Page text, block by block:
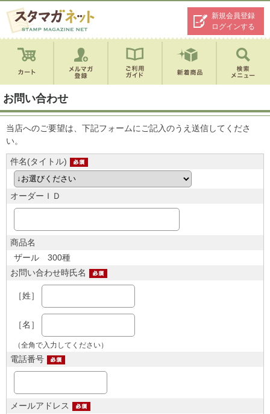
新規会員登録
ログインする
お問い合わせ
当店へのご要望は、下記フォームにご記入のうえ送信してくださ
い。
件名(タイトル)
オーダーＩＤ
商品名
ザール 300種
お問い合わせ時氏名
［姓］
［名］
（全角で入力してください）
電話番号
メールアドレス